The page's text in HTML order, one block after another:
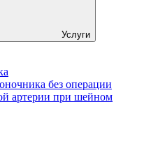
Услуги
без операции
артерии при шейном